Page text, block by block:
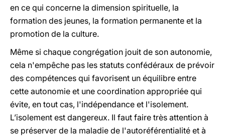
en ce qui concerne la dimension spirituelle, la
formation des jeunes, la formation permanente et la
promotion de la culture.
Même si chaque congrégation jouit de son autonomie,
cela n'empêche pas les statuts confédéraux de prévoir
des compétences qui favorisent un équilibre entre
cette autonomie et une coordination appropriée qui
évite, en tout cas, l'indépendance et l'isolement.
L’isolement est dangereux. Il faut faire très attention à
se préserver de la maladie de l'autoréférentialité et à